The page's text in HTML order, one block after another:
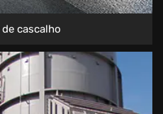
cascalho